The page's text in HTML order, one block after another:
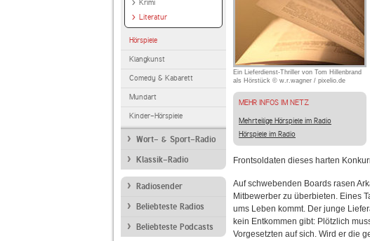
Krimi
Literatur
Hörspiele
Klangkunst
Comedy & Kabarett
Mundart
Kinder-Hörspiele
Wort- & Sport-Radio
Klassik-Radio
Radiosender
Beliebteste Radios
Beliebteste Podcasts
Ein Lieferdienst-Thriller von Tom Hillenbrand
als Hörstück © w.r.wagner / pixelio.de
MEHR INFOS IM NETZ
Mehrteilige Hörspiele im Radio
Hörspiele im Radio
Frontsoldaten dieses harten
Auf schwebenden Boards rasen
Mitbewerber zu überbieten. Eines
ums Leben kommt. Der junge
kein Entkommen gibt: Plötzlich
Vorgesetzten auf sich. Wird er die